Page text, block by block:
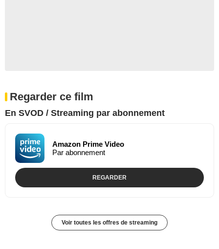
Regarder ce film
En SVOD / Streaming par abonnement
Amazon Prime Video
Par abonnement
REGARDER
Voir toutes les offres de streaming